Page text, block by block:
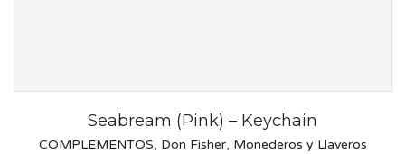
Seabream (Pink) – Keychain
COMPLEMENTOS, Don Fisher, Monederos y Llaveros